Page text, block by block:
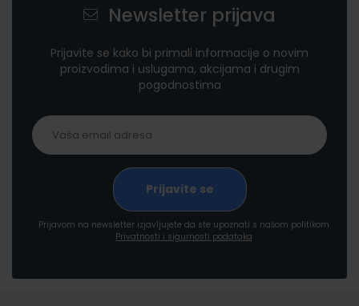
Newsletter prijava
Prijavite se kako bi primali informacije o novim
proizvodima i uslugama, akcijama i drugim
pogodnostima
Prijavom na newsletter izjavljujete da ste upoznati s našom politikom
Privatnosti i sigurnosti podataka